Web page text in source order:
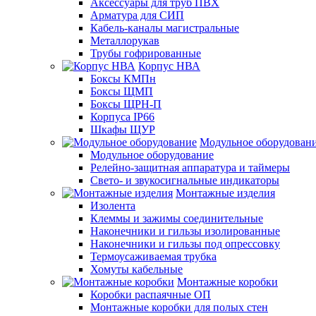
Арматура для СИП
Кабель-каналы магистральные
Металлорукав
Трубы гофрированные
Корпус НВА
Боксы КМПн
Боксы ЩМП
Боксы ЩРН-П
Корпуса IP66
Шкафы ЩУР
Модульное
Модульное оборудование
Релейно-защитная аппаратура и таймеры
Свето- и звукосигнальные индикаторы
Монтажные изделия
Изолента
Клеммы и зажимы соединительные
Наконечники и гильзы изолированные
Наконечники и гильзы под опрессовку
Термоусаживаемая трубка
Хомуты кабельные
Монтажные коробки
Коробки распаячные ОП
Монтажные коробки для полых стен